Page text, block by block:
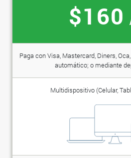
$160
Paga con Visa, Mastercard, Diners,
automático; o mediante
Multidispositivo (Celular,